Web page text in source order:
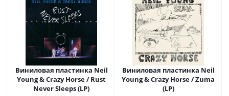
Виниловая пластинка Neil
Young & Crazy Horse / Rust
Never Sleeps (LP)
Виниловая пластинка Neil
Young & Crazy Horse / Zuma
(LP)